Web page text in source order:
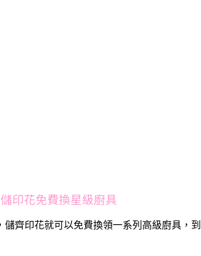
儲印花免費換星級廚具
齊印花就可以免費換領一系列高級廚具，